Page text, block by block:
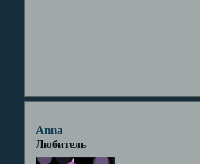
Anna
Любитель